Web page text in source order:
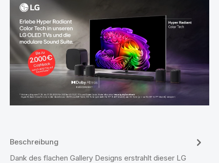
Beschreibung
Dank des flachen Gallery Designs erstrahlt dieser LG